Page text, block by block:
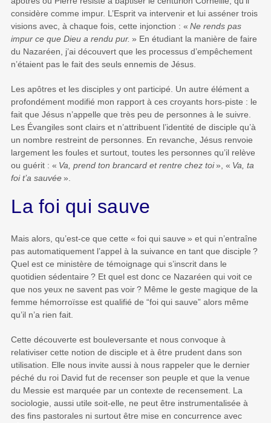
considère comme impur. L’Esprit va intervenir et lui asséner trois
visions avec, à chaque fois, cette injonction : « Ne rends pas
impur ce que Dieu a rendu pur. » En étudiant la manière de faire
du Nazaréen, j’ai découvert que les processus d’empêchement
n’étaient pas le fait des seuls ennemis de Jésus.
Les apôtres et les disciples y ont participé. Un autre élément a
profondément modifié mon rapport à ces croyants hors-piste : le
fait que Jésus n’appelle que très peu de personnes à le suivre.
Les Évangiles sont clairs et n’attribuent l’identité de disciple qu’à
un nombre restreint de personnes. En revanche, Jésus renvoie
largement les foules et surtout, toutes les personnes qu’il relève
ou guérit : « Va, prend ton brancard et rentre chez toi », « Va, ta
foi t’a sauvée ».
La foi qui sauve
Mais alors, qu’est-ce que cette « foi qui sauve » et qui n’entraîne
pas automatiquement l’appel à la suivance en tant que disciple ?
Quel est ce ministère de témoignage qui s’inscrit dans le
quotidien sédentaire ? Et quel est donc ce Nazaréen qui voit ce
que nos yeux ne savent pas voir ? Même le geste magique de la
femme hémorroïsse est qualifié de “foi qui sauve” alors même
qu’il n’a rien fait.
Cette découverte est bouleversante et nous convoque à
relativiser cette notion de disciple et à être prudent dans son
utilisation. Elle nous invite aussi à nous rappeler que le dernier
péché du roi David fut de recenser son peuple et que la venue
du Messie est marquée par un contexte de recensement. La
sociologie, aussi utile soit-elle, ne peut être instrumentalisée à
des fins pastorales ni surtout être mise en concurrence avec